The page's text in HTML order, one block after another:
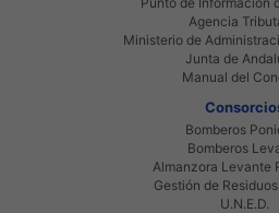
Agencia
Ministerio de
Junta de
Manual del
Bomberos
Bomberos
Almanzora Levante
Gestión de
U.N.E.D.